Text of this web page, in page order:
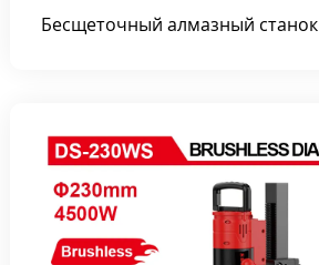
Бесщеточный алмазный станок